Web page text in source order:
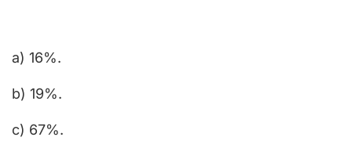
a) 16%.
b) 19%.
c) 67%.